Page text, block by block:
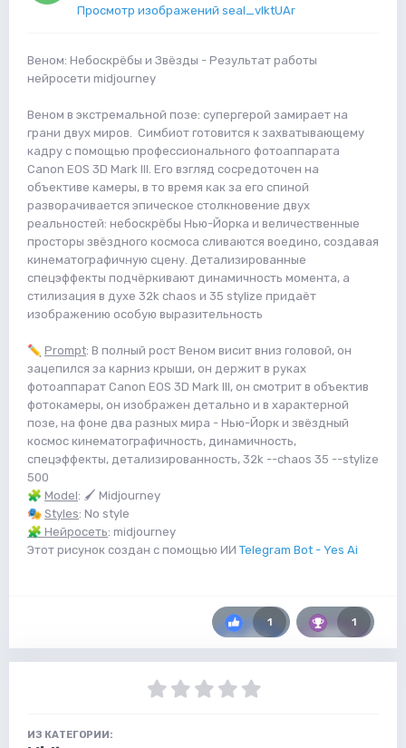
Просмотр изображений seal_vIktUAr
Веном: Небоскрёбы и Звёзды - Результат работы
нейросети midjourney
Веном в экстремальной позе: супергерой замирает на
грани двух миров. Симбиот готовится к захватывающему
кадру с помощью профессионального фотоаппарата
Canon EOS 3D Mark III. Его взгляд сосредоточен на
объективе камеры, в то время как за его спиной
разворачивается эпическое столкновение двух
реальностей: небоскрёбы Нью-Йорка и величественные
просторы звёздного космоса сливаются воедино, создавая
кинематографичную сцену. Детализированные
спецэффекты подчёркивают динамичность момента, а
стилизация в духе 32k chaos и 35 stylize придаёт
изображению особую выразительность
✏️ Prompt: В полный рост Веном висит вниз головой, он
зацепился за карниз крыши, он держит в руках
фотоаппарат Canon EOS 3D Mark III, он смотрит в объектив
фотокамеры, он изображен детально и в характерной
позе, на фоне два разных мира - Нью-Йорк и звёздный
космос кинематографичность, динамичность,
спецэффекты, детализированность, 32k --chaos 35 --stylize
500
🧩 Model: 🖌 Midjourney
🎭 Styles: No style
🧩 Нейросеть: midjourney
Этот рисунок создан с помощью ИИ Telegram Bot - Yes Ai
1 1
ИЗ КАТЕГОРИИ: